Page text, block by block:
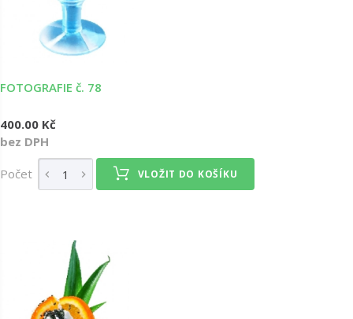
FOTOGRAFIE č. 78
400.00 Kč
bez DPH
Počet VLOŽIT DO KOŠÍKU